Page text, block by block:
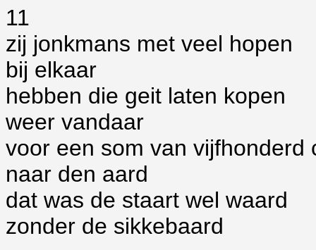
11
zij jonkmans met veel hopen
bij elkaar
hebben die geit laten kopen
weer vandaar
voor een som van vijfhonderd
naar den aard
dat was de staart wel waard
zonder de sikkebaard